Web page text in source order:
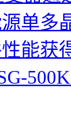
单多
能获